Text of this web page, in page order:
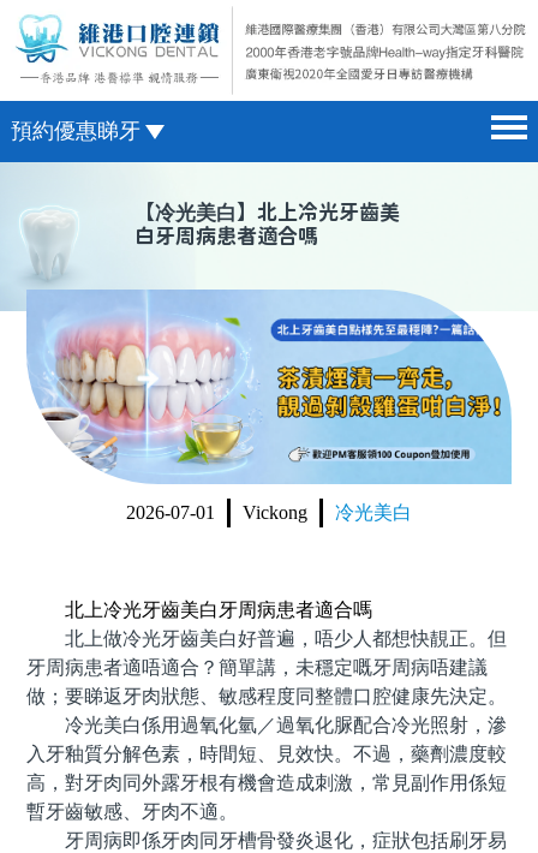
預約優惠睇牙
醫院簡介 hospital introduction
醫生介紹 doctor introduction
醫療新聞 medical news
種植牙 dental implant
箍牙 orthodontics
收費標準 change standard
微信預約
WhatsApp預約
【冷光美白】北上冷光牙齒美
白牙周病患者適合嗎
2026-07-01 Vickong 冷光美白
北上冷光牙齒美白牙周病患者適合嗎
北上做冷光牙齒美白好普遍，唔少人都想快靚正。但
牙周病患者適唔適合？簡單講，未穩定嘅牙周病唔建議
做；要睇返牙肉狀態、敏感程度同整體口腔健康先決定。
冷光美白係用過氧化氫／過氧化脲配合冷光照射，滲
入牙釉質分解色素，時間短、見效快。不過，藥劑濃度較
高，對牙肉同外露牙根有機會造成刺激，常見副作用係短
暫牙齒敏感、牙肉不適。
牙周病即係牙肉同牙槽骨發炎退化，症狀包括刷牙易